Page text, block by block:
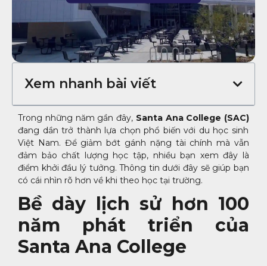
Xem nhanh bài viết
Trong những năm gần đây, Santa Ana College (SAC)
đang dần trở thành lựa chọn phổ biến với du học sinh
Việt Nam. Để giảm bớt gánh nặng tài chính mà vẫn
đảm bảo chất lượng học tập, nhiều bạn xem đây là
điểm khởi đầu lý tưởng. Thông tin dưới đây sẽ giúp bạn
có cái nhìn rõ hơn về khi theo học tại trường.
Bề dày lịch sử hơn 100
năm phát triển của
Santa Ana College